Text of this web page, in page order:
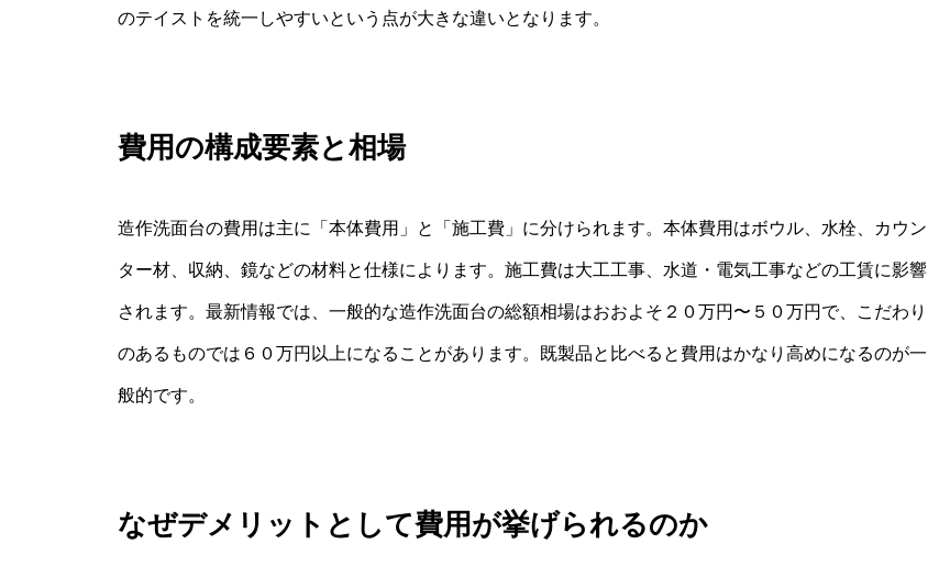
のテイストを統一しやすいという点が大きな違いとなります。
費用の構成要素と相場
造作洗面台の費用は主に「本体費用」と「施工費」に分けられます。本体費用はボウル、水栓、カウン
ター材、収納、鏡などの材料と仕様によります。施工費は大工工事、水道・電気工事などの工賃に影響
されます。最新情報では、一般的な造作洗面台の総額相場はおおよそ２０万円〜５０万円で、こだわり
のあるものでは６０万円以上になることがあります。既製品と比べると費用はかなり高めになるのが一
般的です。
なぜデメリットとして費用が挙げられるのか